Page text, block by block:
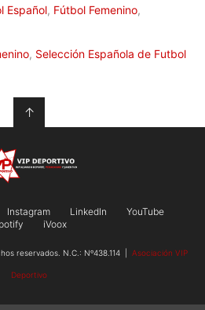
Español, Fútbol Femenino,
, Selección Española de Futbol
↑
Instagram LinkedIn
YouTube
iVoox
reservados. N.C.: Nº438.114 | Asociación VIP
Deportivo